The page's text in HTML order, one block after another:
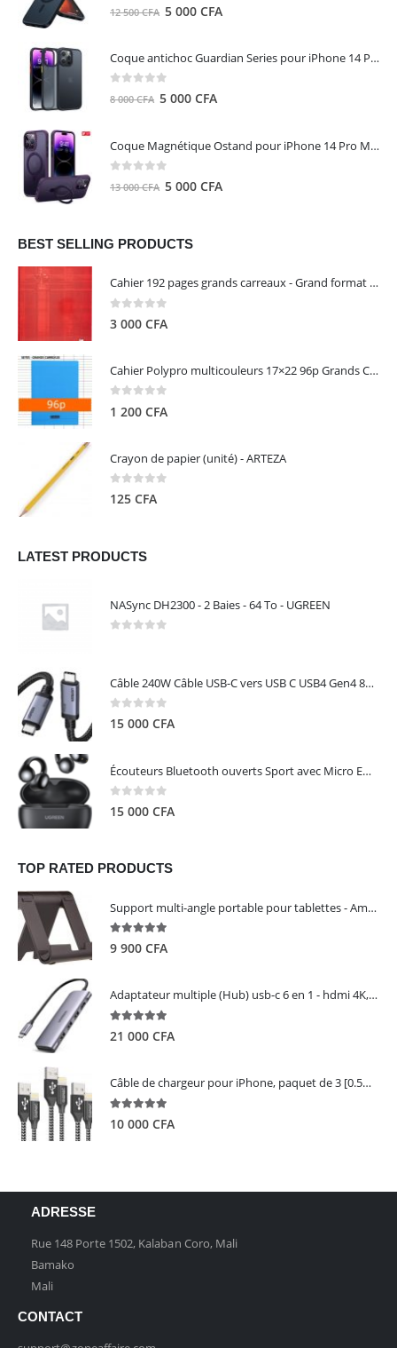
12 500CFA Le
500 CFA.
5 000 CFA
Coque antichoc Guardian Series pour iPhone 14 Pro Max - TORRAS
out of 5
8 000CFA Le
était :
8
000 CFA.
5 000 CFALe
est :
000 CFA.
Coque Magnétique Ostand pour iPhone 14 Pro Max - Violet Foncé - TORRAS
13 000CFA Le
était :
000 CFA.
5 000 CFA
000 CFA.
BEST SELLING PRODUCTS
Cahier 192 pages grands carreaux - Grand format - Brochure dos toilé - 24x32 cm - Papier blanc 90 g - Couverture carte pelliculée couleur aléatoire - Clairefontaine
3 000 CFA
Cahier Polypro multicouleurs 17×22 96p Grands Carreaux Séyès 90g - CALLIGRAPHE
1 200 CFA
Crayon de papier (unité) - ARTEZA
0 out of 5
125 CFA
LATEST PRODUCTS
NASync DH2300 - 2 Baies - 64 To - UGREEN
Câble 240W Câble USB-C vers USB C USB4 Gen4 80Gbps pour Thunderbolt 5/4/3, Premium 18K double écran triple 4K PD3.1 - UGREEN
0 out of 5
15 000 CFA
Écouteurs Bluetooth ouverts Sport avec Micro ENC IPX5 – HiTune S3 UGREEN 45785
0 out of 5
15 000 CFA
TOP RATED PRODUCTS
Support multi-angle portable pour tablettes - Amazon Basics
5.00out of 5
9 900 CFA
Adaptateur multiple (Hub) usb-c 6 en 1 - hdmi 4K, 3 ports USB 3.0 et lecteur de carte sd tf - UGREEN
5.00out of 5
21 000 CFA
Câble de chargeur pour iPhone, paquet de 3 [0.5M 1M 2M] - GIANAC
10 000 CFA
ADRESSE
Rue 148 Porte 1502, Kalaban Coro, Mali
Bamako
Mali
CONTACT